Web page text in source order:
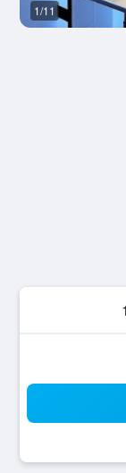
1/11